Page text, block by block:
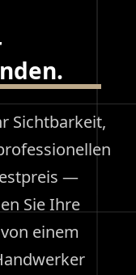
Sichtbarkeit,
—
Sie Ihre
einem